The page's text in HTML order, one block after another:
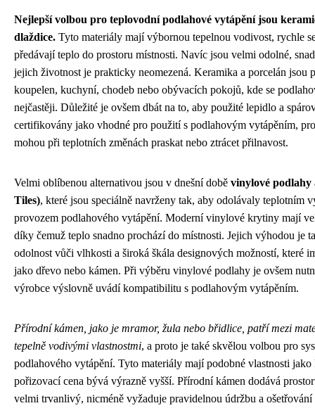
Nejlepší volbou pro teplovodní podlahové vytápění jsou
dlaždice. Tyto materiály mají výbornou tepelnou vodivost, rychle
předávají teplo do prostoru místnosti. Navíc jsou velmi odolné,
jejich životnost je prakticky neomezená. Keramika a porcelán jsou
koupelen, kuchyní, chodeb nebo obývacích pokojů, kde se
nejčastěji. Důležité je ovšem dbát na to, aby použité lepidlo a
certifikovány jako vhodné pro použití s podlahovým vytápěním,
mohou při teplotních změnách praskat nebo ztrácet přilnavost.
Velmi oblíbenou alternativou jsou v dnešní době vinylové
Tiles), které jsou speciálně navrženy tak, aby odolávaly teplotním
provozem podlahového vytápění. Moderní vinylové krytiny mají
díky čemuž teplo snadno prochází do místnosti. Jejich výhodou je
odolnost vůči vlhkosti a široká škála designových možností, které
jako dřevo nebo kámen. Při výběru vinylové podlahy je ovšem
výrobce výslovně uvádí kompatibilitu s podlahovým vytápěním.
Přírodní kámen, jako je mramor, žula nebo břidlice, patří mezi
tepelně vodivými vlastnostmi, a proto je také skvělou volbou pro
podlahového vytápění. Tyto materiály mají podobné vlastnosti
pořizovací cena bývá výrazně vyšší. Přírodní kámen dodává
velmi trvanlivý, nicméně vyžaduje pravidelnou údržbu a